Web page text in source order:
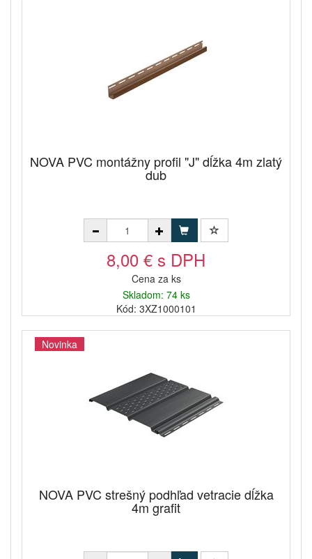
NOVA PVC montážny profil "J" dĺžka 4m zlatý
dub
8,00 € s DPH
Cena za ks
Skladom: 74 ks
Kód: 3XZ1000101
Novinka
NOVA PVC strešný podhľad vetracie dĺžka
4m grafit